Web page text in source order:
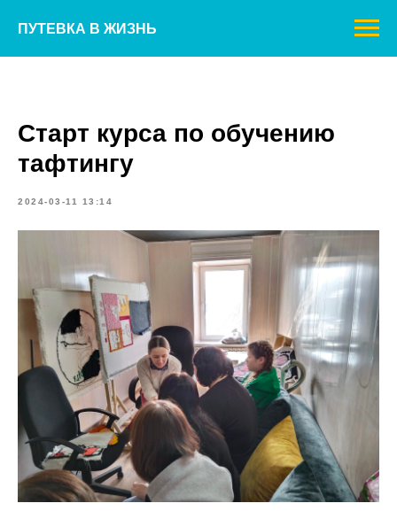
ПУТЕВКА В ЖИЗНЬ
Старт курса по обучению
тафтингу
2024-03-11 13:14